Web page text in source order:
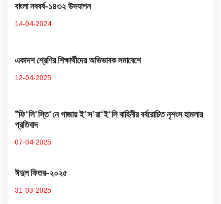
বাংলা নববর্ষ-১৪৩২ উদযাপন
14-04-2024
একাদশ শ্রেণির শিক্ষার্থীদের অভিভাবক সমাবেশে
12-04-2025
"ফি*লি*স্তি*নে গাজায় ই*স*রা*ই*লি বাহিনীর বর্বরোচিত নৃশংস হামলার
প্রতিবাদ
07-04-2025
ঈদুল ফিতর-২০২৫
31-03-2025